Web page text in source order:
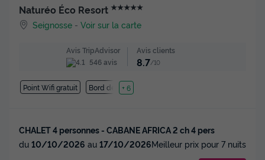
Naturéo Éco Resort ★★★★★
Seignosse -Voir sur la carte
Avis TripAdvisor
546 avis
Avis clients
8.7/10
Point Wifi gratuit Bord de mer
+ 6
CHALET 4 personnes - CABANE AFRICA 2 ch 4 pers
du 10/10/2026 au 17/10/2026Meilleur prix pour 7 nuits